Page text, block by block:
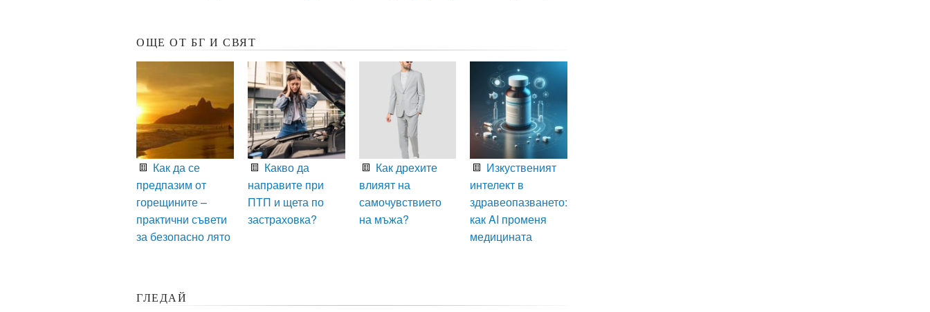
ОЩЕ ОТ БГ И СВЯТ
Как да се
предпазим от
горещините –
практични съвети
за безопасно лято
Какво да
направите при
ПТП и щета по
застраховка?
Как дрехите
влияят на
самочувствието
на мъжа?
Изкуственият
интелект в
здравеопазването:
как AI променя
медицината
ГЛЕДАЙ